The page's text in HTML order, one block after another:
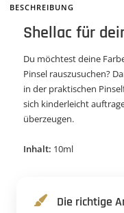
BESCHREIBUNG
Shellac für
Du möchtest deine
Pinsel rauszusuchen?
in der praktischen
sich kinderleicht
überzeugen.
Inhalt: 10ml
Die richtige